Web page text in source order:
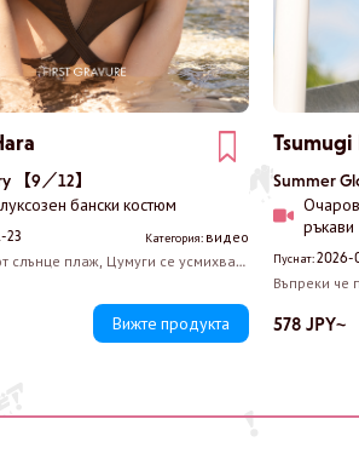
【9／12】
бански костюм
23 Категория: видео
слънце плаж, Цумуги се усмихва
Вертикалното деколте
погледа към гърдите й,
Вижте продукта
Tsumugi
Summer
ръкави
Пуснат:2026-
Въпреки че
Цумуги
държи
гърдите
578 JPY~